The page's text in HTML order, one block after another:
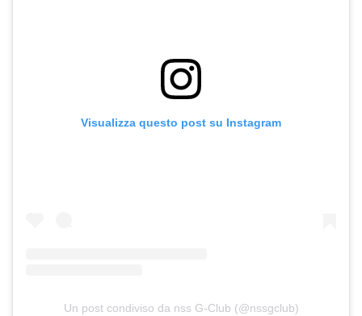
Visualizza questo post su Instagram
Un post condiviso da nss G-Club (@nssgclub)